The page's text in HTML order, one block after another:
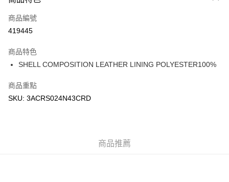
信用卡
Apple Pay
AlipayHK
WeChat Pay
商品編號
419445
商品特色
SHELL COMPOSITION LEATHER LINING POLYESTER100%
商品重點
SKU: 3ACRS024N43CRD
商品推薦